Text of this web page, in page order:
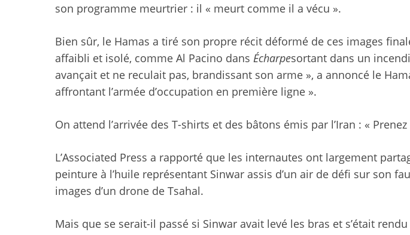
son programme meurtrier : il « meurt comme il a vécu ».
Bien sûr, le Hamas a tiré son propre récit déformé de ces images
affaibli et isolé, comme Al Pacino dans Écharpesortant dans un
avançait et ne reculait pas, brandissant son arme », a annoncé le
affrontant l’armée d’occupation en première ligne ».
On attend l’arrivée des T-shirts et des bâtons émis par l’Iran : «
L’Associated Press a rapporté que les internautes ont largement
peinture à l’huile représentant Sinwar assis d’un air de défi sur son
images d’un drone de Tsahal.
Mais que se serait-il passé si Sinwar avait levé les bras et s’était